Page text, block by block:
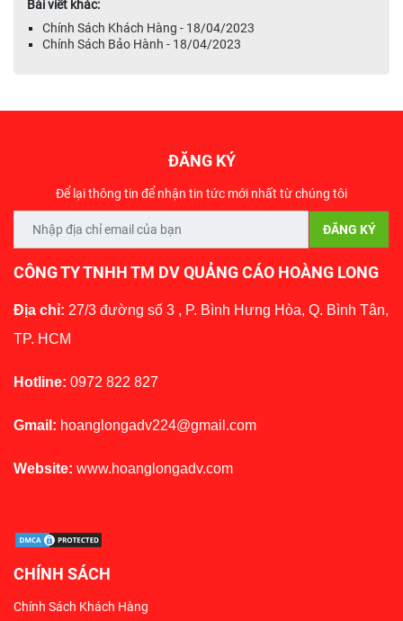
Bài viết khác:
Chính Sách Khách Hàng - 18/04/2023
Chính Sách Bảo Hành - 18/04/2023
ĐĂNG KÝ
Để lại thông tin để nhận tin tức mới nhất từ chúng tôi
CÔNG TY TNHH TM DV QUẢNG CÁO HOÀNG LONG
Địa chỉ: 27/3 đường số 3 , P. Bình Hưng Hòa, Q. Bình Tân,
TP. HCM
Hotline: 0972 822 827
Gmail: hoanglongadv224@gmail.com
Website: www.hoanglongadv.com
CHÍNH SÁCH
Chính Sách Khách Hàng